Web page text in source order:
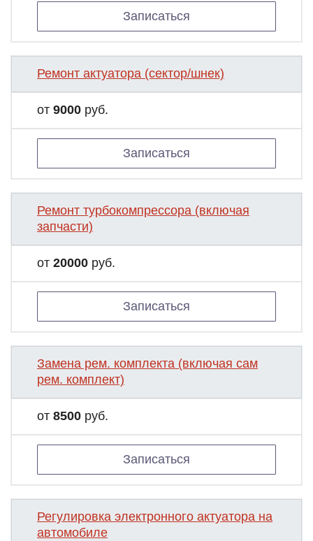
Записаться
Ремонт актуатора (сектор/шнек)
от 9000 руб.
Записаться
Ремонт турбокомпрессора (включая
запчасти)
от 20000 руб.
Записаться
Замена рем. комплекта (включая сам
рем. комплект)
от 8500 руб.
Записаться
Регулировка электронного актуатора на
автомобиле